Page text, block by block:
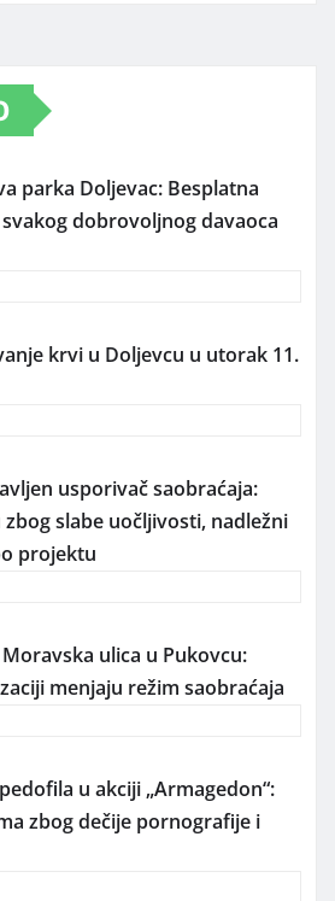
parka Doljevac: Besplatna
dobrovoljnog davaoca
krvi u Doljevcu u utorak 11.
usporivač saobraćaja:
slabe uočljivosti, nadležni
projektu
ulica u Pukovcu:
menjaju režim saobraćaja
u akciji „Armagedon“:
zbog dečije pornografije i